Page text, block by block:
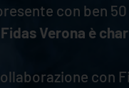
con ben
Fidas Verona è
con